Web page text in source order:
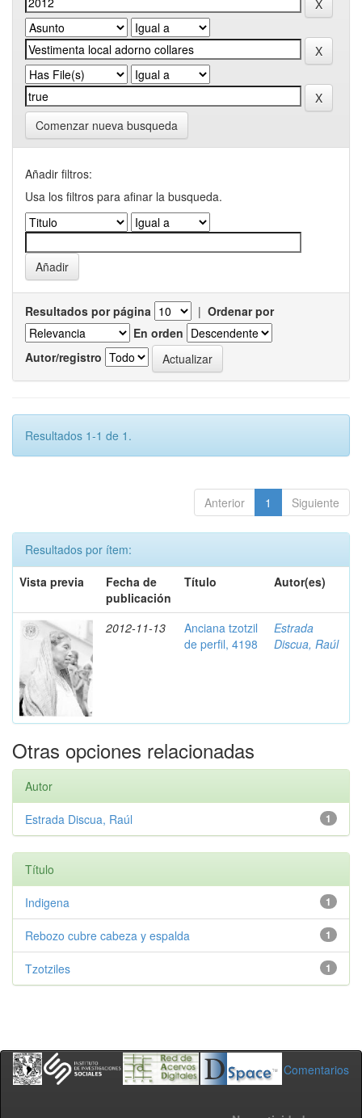
Comenzar nueva busqueda
Añadir filtros:
Usa los filtros para afinar la busqueda.
Resultados por página | Ordenar por
En orden
Autor/registro
Resultados 1-1 de 1.
Anterior 1 Siguiente
Resultados por ítem:
Vista previa
Fecha de
publicación
Título Autor(es)
2012-11-13
Anciana tzotzil
de perfil, 4198
Estrada
Discua, Raúl
Otras opciones relacionadas
Autor
1
Estrada Discua, Raúl
Título
1
Indigena
1
Rebozo cubre cabeza y espalda
1
Tzotziles
Comentarios